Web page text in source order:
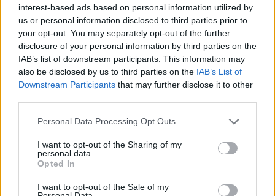
interest-based ads based on personal information utilized by
us or personal information disclosed to third parties prior to
your opt-out. You may separately opt-out of the further
disclosure of your personal information by third parties on the
IAB’s list of downstream participants. This information may
also be disclosed by us to third parties on the IAB’s List of
Downstream Participants that may further disclose it to other
Please note that this website/app uses one or more Google
not limited to your visit or usage behaviour. You may click to
grant or deny consent to Google and its third-party tags to
use your data for below specified purposes in below Google
consent section.
Personal Data Processing Opt Outs
I want to opt-out of the Sharing of my
personal data.
Opted In
I want to opt-out of the Sale of my
is megjelenik.
Norvégiában a szárított levelekből készült tea
ára általában 70-150 norvég korona (2290-4905
forint) között alakul, a csalánmagért 100
5890 forint) is elkérnek. A különböző kivonatok
prémium készítmények ára pedig akár a 350
koronát (11445 forint) is elérheti. Eközben
Magyarországon ugyanaz a növény sokszor